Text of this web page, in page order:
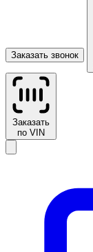
Заказать звонок
Заказать
по VIN